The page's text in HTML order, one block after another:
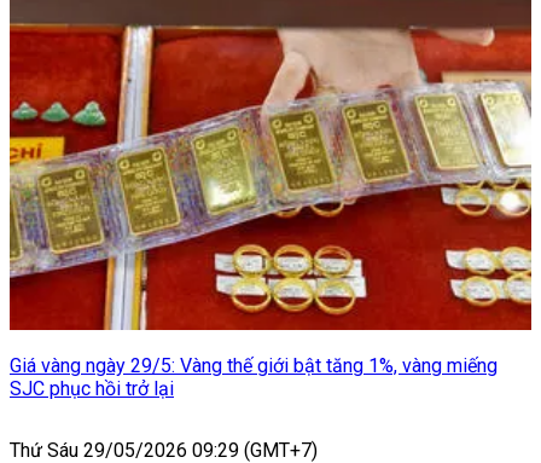
Giá vàng ngày 29/5: Vàng thế giới bật tăng 1%, vàng miếng
SJC phục hồi trở lại
Thứ Sáu 29/05/2026 09:29 (GMT+7)